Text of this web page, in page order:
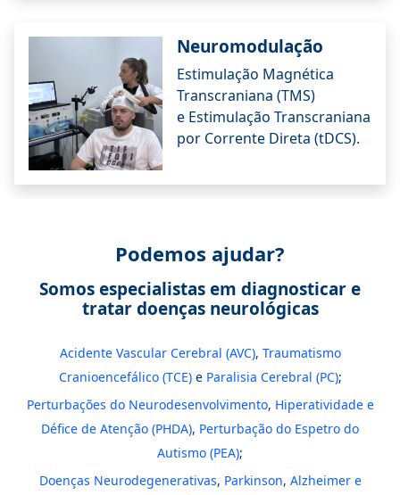
Neuromodulação
Estimulação Magnética
Transcraniana (TMS)
e Estimulação Transcraniana
por Corrente Direta (tDCS).
Podemos ajudar?
Somos especialistas em diagnosticar e
tratar doenças neurológicas
Acidente Vascular Cerebral (AVC), Traumatismo
Cranioencefálico (TCE)e Paralisia Cerebral (PC);
Perturbações do Neurodesenvolvimento, Hiperatividade e
Défice de Atenção (PHDA), Perturbação do Espetro do
Autismo (PEA);
Doenças Neurodegenerativas, Parkinson, Alzheimer e